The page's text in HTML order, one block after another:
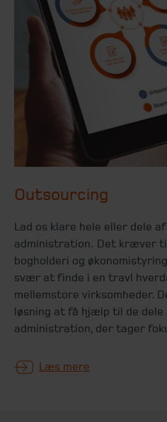
Outsourcing
Lad os klare hele eller dele
administration. Det kræver
bogholderi og
svær at finde i en travl
mellemstore virksomheder.
løsning at få hjælp til de dele
administration, der tager
Læs mere